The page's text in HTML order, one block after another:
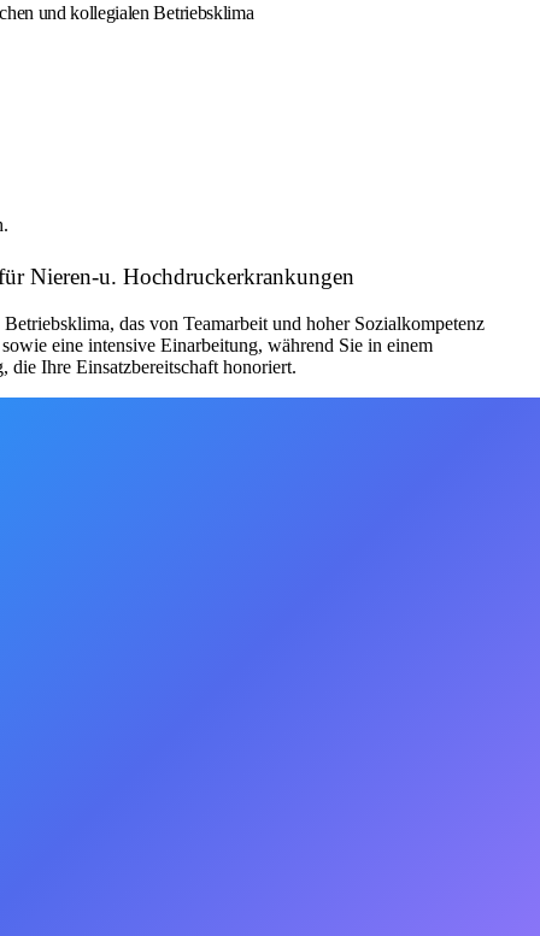
und kollegialen Betriebsklima
Nieren-u. Hochdruckerkrankungen
das von Teamarbeit und hoher Sozialkompetenz
eine intensive Einarbeitung, während Sie in einem
die Ihre Einsatzbereitschaft honoriert.